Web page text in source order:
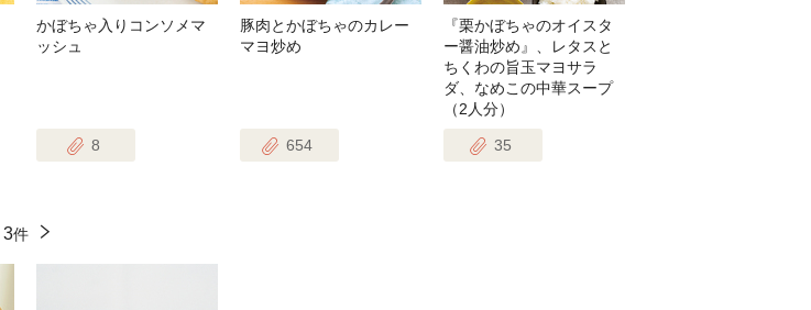
かぼちゃ入りコンソメマ
ッシュ
8
豚肉とかぼちゃのカレー
マヨ炒め
654
『栗かぼちゃのオイスタ
ー醤油炒め』、レタスと
ちくわの旨玉マヨサラ
ダ、なめこの中華スープ
（2人分）
35
3件